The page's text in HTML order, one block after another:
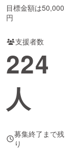
コミュニティ
目標金額は50,000
円
支援者数
224
人
募集終了まで残
り